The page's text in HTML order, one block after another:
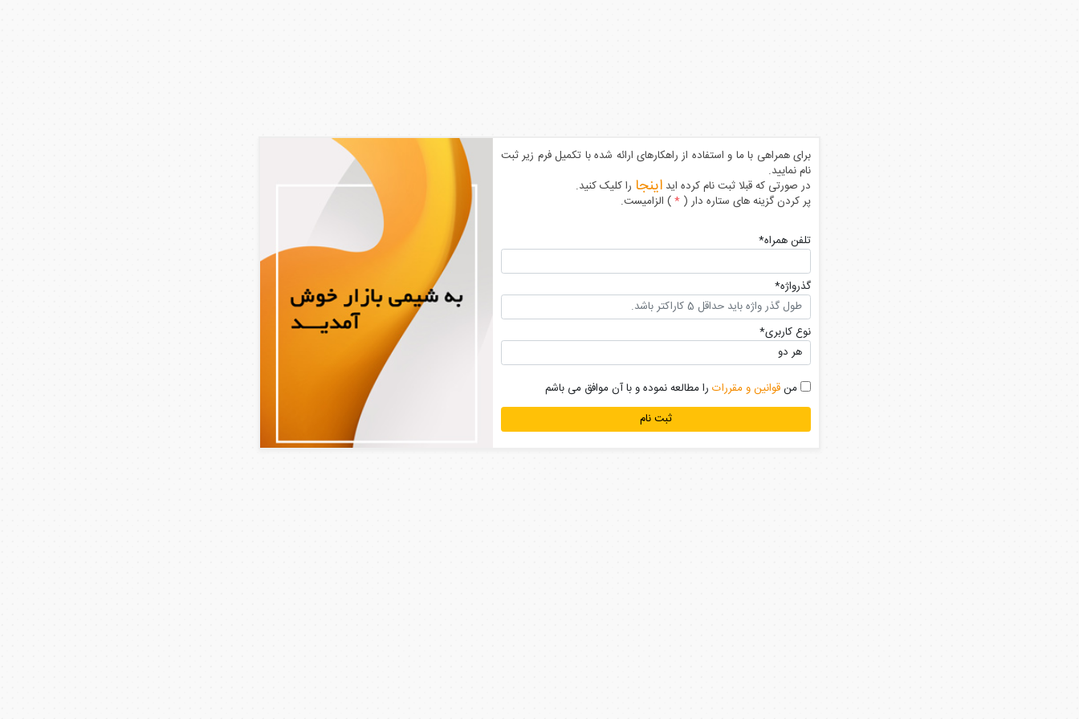
برای همراهی با ما و استفاده از راهکارهای ارائه شده با تکمیل فرم زیر ثبت
نام نمایید.
در صورتی که قبلا ثبت نام کرده اید اینجا را کلیک کنید.
پر کردن گزینه های ستاره دار ( *) الزامیست.
تلفن همراه*
گذرواژه*
نوع کاربری*
منقوانین و مقررات را مطالعه نموده و با آن موافق می باشم
ثبت نام